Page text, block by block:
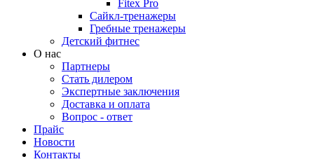
Fitex Pro
Сайкл-тренажеры
Гребные тренажеры
Детский фитнес
О нас
Партнеры
Стать дилером
Экспертные заключения
Доставка и оплата
Вопрос - ответ
Прайс
Новости
Контакты